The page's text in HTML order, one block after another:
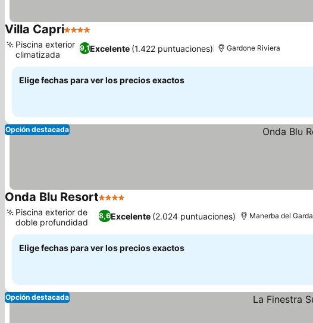
Villa Capri4 Estrellas
9,1Excelente (1.422 puntuaciones)
Piscina exterior
climatizada
Gardone Riviera
Elige fechas para ver los precios exactos
Opción destacada
Onda Blu Resort4 Estrellas
8,6Excelente (2.024 puntuaciones)
Piscina exterior de
doble profundidad
Manerba del Garda
Elige fechas para ver los precios exactos
Opción destacada